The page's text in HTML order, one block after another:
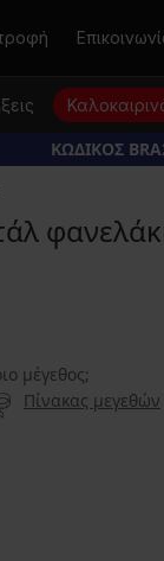
ΚΩΔΙΚΟΣ
μέγεθος;
Πίνακας μεγεθών